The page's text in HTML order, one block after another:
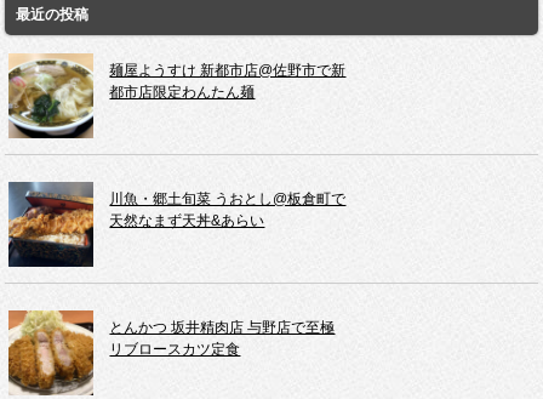
最近の投稿
麺屋ようすけ 新都市店@佐野市で新
都市店限定わんたん麺
川魚・郷土旬菜 うおとし@板倉町で
天然なまず天丼&あらい
とんかつ 坂井精肉店 与野店で至極
リブロースカツ定食